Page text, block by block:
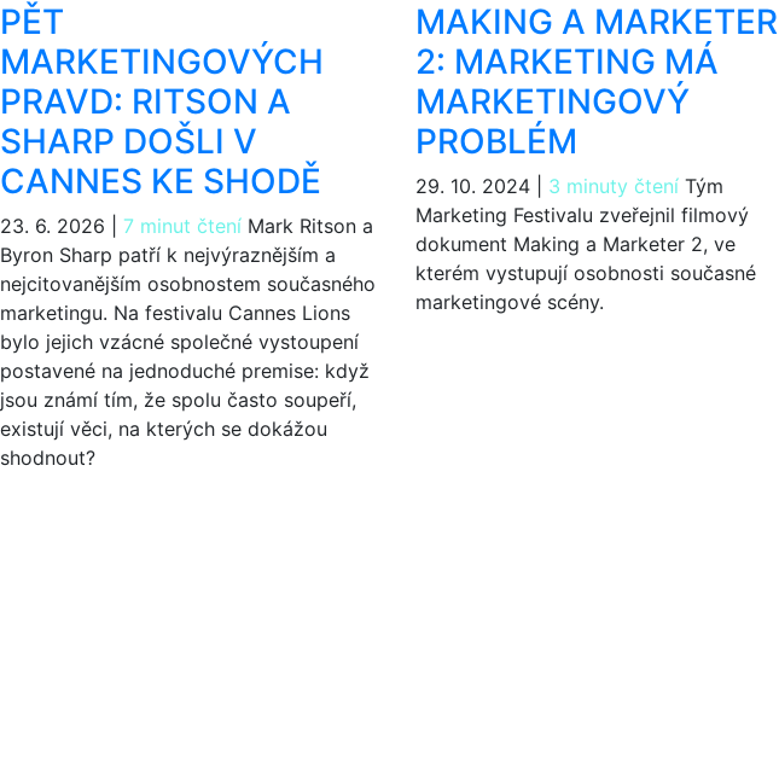
PĚT
MARKETINGOVÝCH
PRAVD: RITSON A
SHARP DOŠLI V
CANNES KE SHODĚ
23. 6. 2026 7 minut čtení Mark Ritson a
Byron Sharp patří k nejvýraznějším a
nejcitovanějším osobnostem současného
marketingu. Na festivalu Cannes Lions
bylo jejich vzácné společné vystoupení
postavené na jednoduché premise: když
jsou známí tím, že spolu často soupeří,
existují věci, na kterých se dokážou
shodnout?
MAKING A MARKETER
2: MARKETING MÁ
MARKETINGOVÝ
PROBLÉM
29. 10. 2024 3 minuty čteníTým
Marketing Festivalu zveřejnil filmový
dokument Making a Marketer 2, ve
kterém vystupují osobnosti současné
marketingové scény.